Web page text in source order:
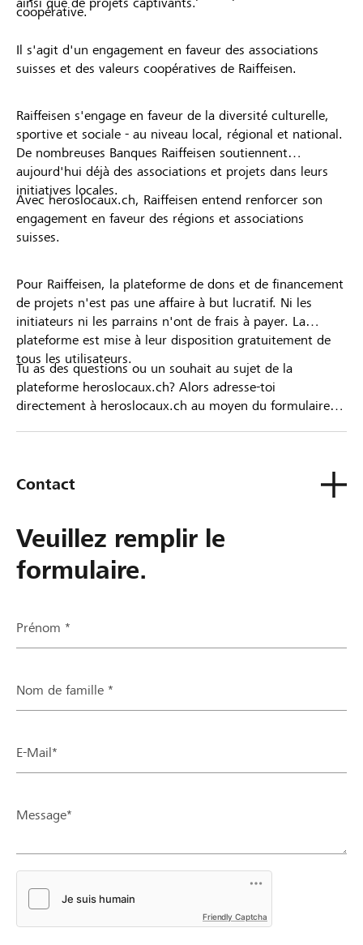
coopérative.
Il s'agit d'un engagement en faveur des associations
suisses et des valeurs coopératives de Raiffeisen.
Raiffeisen s'engage en faveur de la diversité culturelle,
sportive et sociale - au niveau local, régional et national.
De nombreuses Banques Raiffeisen soutiennent
aujourd'hui déjà des associations et projets dans leurs
initiatives locales.
Avec heroslocaux.ch, Raiffeisen entend renforcer son
engagement en faveur des régions et associations
suisses.
Pour Raiffeisen, la plateforme de dons et de financement
de projets n'est pas une affaire à but lucratif. Ni les
initiateurs ni les parrains n'ont de frais à payer. La
plateforme est mise à leur disposition gratuitement de
tous les utilisateurs.
Tu as des questions ou un souhait au sujet de la
plateforme heroslocaux.ch? Alors adresse-toi
directement à heroslocaux.ch au moyen du formulaire
Contact
Veuillez remplir le
formulaire.
Prénom *
Nom de famille *
E-Mail*
Message*
Friendly Captcha